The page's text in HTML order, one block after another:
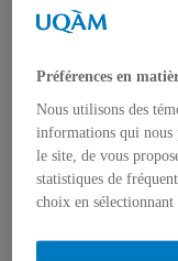
Bourses et
Distinctions
Préférences en
Nous utilisons des
informations qui nous
le site, de vous
statistiques de
choix en sélectionnant